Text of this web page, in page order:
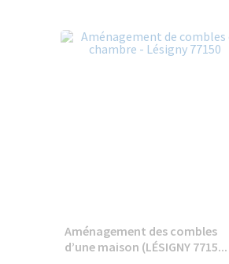
Aménagement des combles
d’une maison (LÉSIGNY 7715...